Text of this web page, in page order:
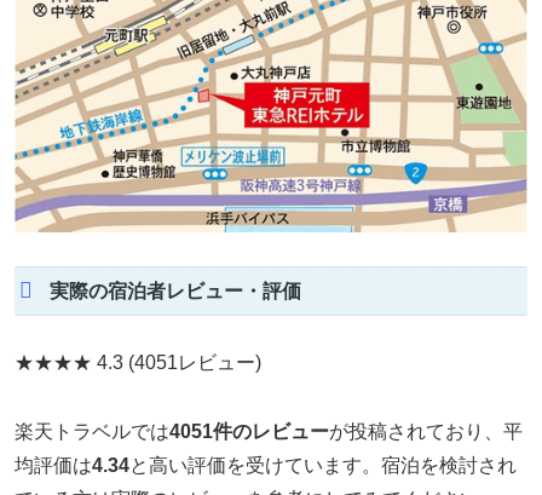
実際の宿泊者レビュー・評価
★★★★ 4.3 (4051レビュー)
楽天トラベルでは4051件のレビューが投稿されており、平
均評価は4.34と高い評価を受けています。宿泊を検討され